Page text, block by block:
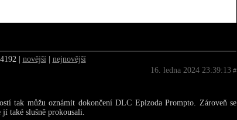
| novější| nejnovější
16. ledna 2024 23:39:13 #
tak můžu oznámit dokončení DLC Epizoda Prompto. Zároveň se
také slušně prokousali.